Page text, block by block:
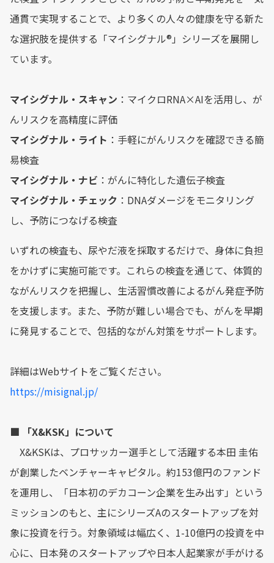
通貫で実現することで、より多くの人々の健康を守る新た
な選択肢を提供する「マイシグナル®︎」シリーズを展開し
ています。
マイシグナル・スキャン ：マイクロRNA×AIを活用し、が
んリスクを高精度に評価
マイシグナル・ライト ：手軽にがんリスクを確認できる簡
易検査
マイシグナル・ナビ ：がんに特化した遺伝子検査
マイシグナル・チェック ：DNAダメージをモニタリング
し、予防につなげる検査
いずれの検査も、尿やだ液を採取するだけで、身体に負担
をかけずに実施可能です。これらの検査を通じて、体質的
ながんリスクを把握し、生活習慣改善によるがん発症予防
を支援します。また、予防が難しい場合でも、がんを早期
に発見することで、包括的ながん対策をサポートします。
詳細はWebサイトをご覧ください。
https://misignal.jp/
■ 「X&KSK」について
X&KSKは、プロサッカー選手として活躍する本田 圭佑
が創業したベンチャーキャピタル。約153億円のファンド
を運用し、「日本初のデカコーン企業を生み出す」という
ミッションのもと、主にシリーズAのスタートアップを対
象に投資を行う。対象領域は幅広く、1-10億円の投資を中
心に、日本発のスタートアップや日本人起業家が手がける